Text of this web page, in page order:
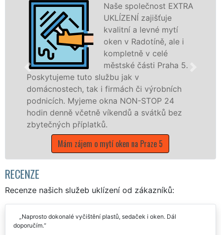
Naše společnost EXTRA
UKLÍZENÍ zajišťuje
kvalitní a levné mytí
oken v Radotíně, ale i
kompletně v celé
městské části Praha 5.
tuto službu jak v
tak i firmách či výrobních
okna NON-STOP 24
včetně víkendů a svátků bez
příplatků.
zájem o mytí oken na Praze 5
po celé
EXTRA
RECENZE
Recenze našich služeb uklízení od zákazníků:
Naprosto dokonalé vyčištění plastů, sedaček i oken. Dál